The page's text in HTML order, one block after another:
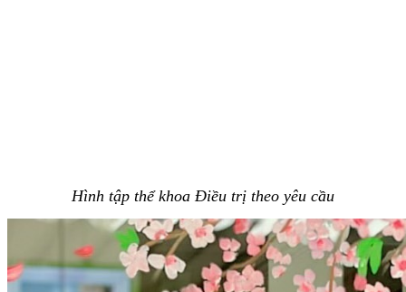
Hình tập thể khoa Điều trị theo yêu cầu